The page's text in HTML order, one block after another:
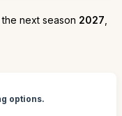
next season 2027
options.